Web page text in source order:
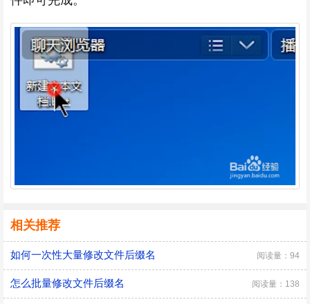
相关推荐
如何一次性大量修改文件后缀名 阅读量：94
怎么批量修改文件后缀名 阅读量：138